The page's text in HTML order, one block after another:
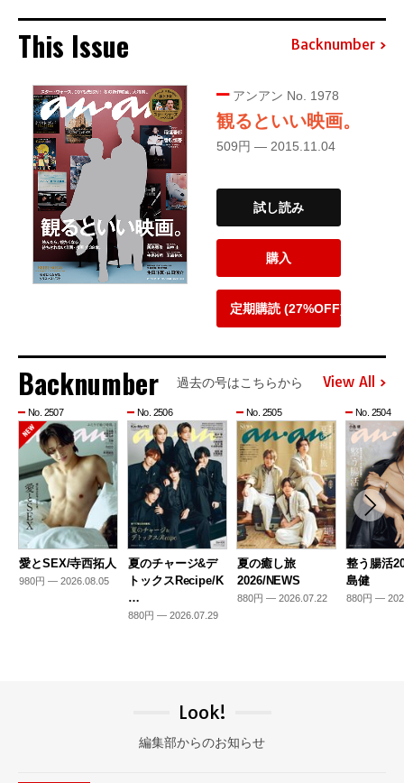
This Issue Backnumber
アンアン No. 1978
観るといい映画。
509円 — 2015.11.04
試し読み
購入
定期購読 (27%OFF)
Backnumber 過去の号はこちらから View All
No. 2507
愛とSEX/寺西拓人
980円 — 2026.08.05
No. 2506
夏のチャージ&デ
トックスRecipe/K
…
880円 — 2026.07.29
No. 2505
夏の癒し旅
2026/NEWS
880円 — 2026.07.22
No. 2504
整う腸活
島健
880円 —
Look!
編集部からのお知らせ